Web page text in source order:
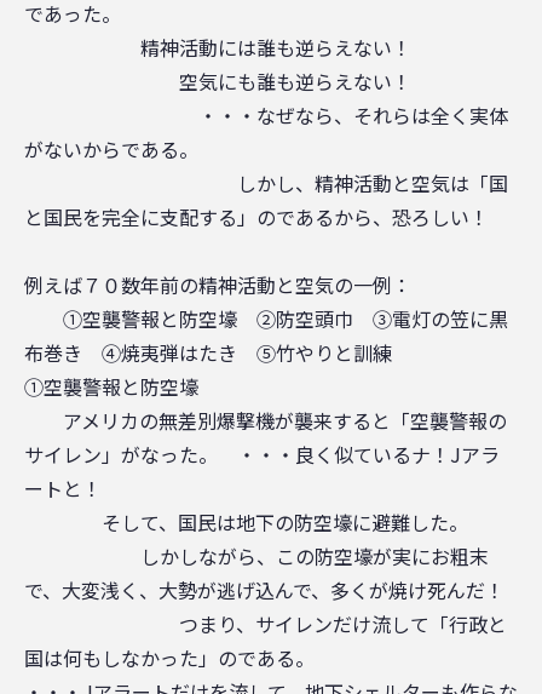
であった。
精神活動には誰も逆らえない！
空気にも誰も逆らえない！
・・・なぜなら、それらは全く実体
がないからである。
しかし、精神活動と空気は「国
と国民を完全に支配する」のであるから、恐ろしい！
例えば７０数年前の精神活動と空気の一例：
①空襲警報と防空壕 ②防空頭巾 ③電灯の笠に黒
布巻き ④焼夷弾はたき ⑤竹やりと訓練
①空襲警報と防空壕
アメリカの無差別爆撃機が襲来すると「空襲警報の
サイレン」がなった。 ・・・良く似ているナ！Jアラ
ートと！
そして、国民は地下の防空壕に避難した。
しかしながら、この防空壕が実にお粗末
で、大変浅く、大勢が逃げ込んで、多くが焼け死んだ！
つまり、サイレンだけ流して「行政と
国は何もしなかった」のである。